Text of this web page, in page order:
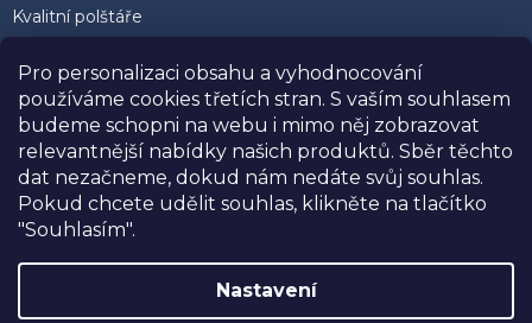
Pro personalizaci obsahu a vyhodnocování
používáme cookies třetích stran. S vaším souhlasem
budeme schopni na webu i mimo něj zobrazovat
relevantnější nabídky našich produktů. Sběr těchto
dat nezačneme, dokud nám nedáte svůj souhlas.
Pokud chcete udělit souhlas, klikněte na tlačítko
"Souhlasím".
Nastavení
Kvalitní polštáře
Facebook